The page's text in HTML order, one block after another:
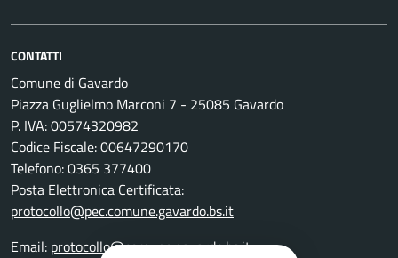
CONTATTI
Comune di Gavardo
Piazza Guglielmo Marconi 7 - 25085 Gavardo
P. IVA: 00574320982
Codice Fiscale: 00647290170
Telefono: 0365 377400
Posta Elettronica Certificata:
protocollo@pec.comune.gavardo.bs.it
Email: protocollo@comune.gavardo.bs.it